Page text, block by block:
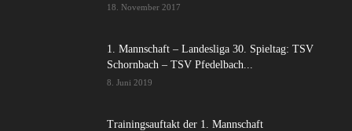
18. November 2017
1. Mannschaft – Landesliga 30. Spieltag: TSV
Schornbach – TSV Pfedelbach...
8. Juni 2019
Trainingsauftakt der 1. Mannschaft